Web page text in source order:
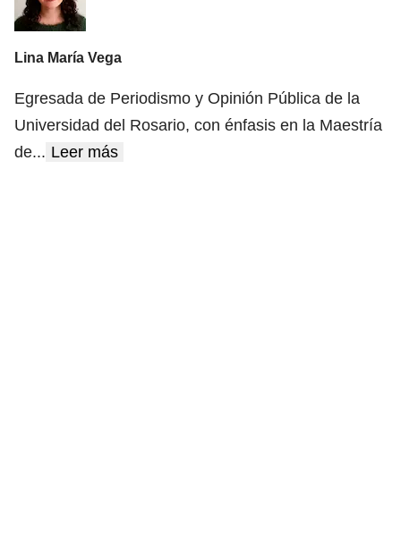
Lina María Vega
Egresada de Periodismo y Opinión Pública de la
Universidad del Rosario, con énfasis en la Maestría
de... Leer más